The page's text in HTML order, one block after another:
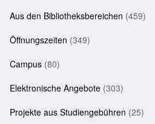
Aus den Bibliotheksbereichen (459)
Öffnungszeiten (349)
Campus (80)
Elektronische Angebote (303)
Projekte aus Studiengebühren (25)